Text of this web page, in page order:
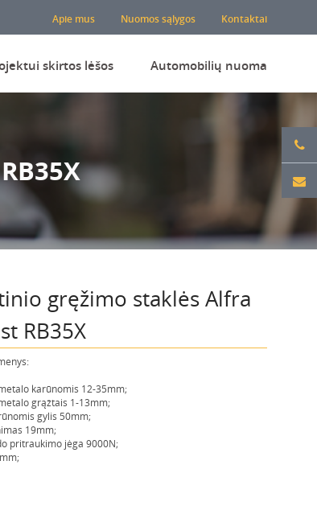
Apie mus Nuomos sąlygos Kontaktai
skirtos lėšos Automobilių nuoma
gręžimo staklės Alfra
RB35X
karūnomis 12-35mm;
grąžtais 1-13mm;
gylis 50mm;
19mm;
pritraukimo jėga 9000N;